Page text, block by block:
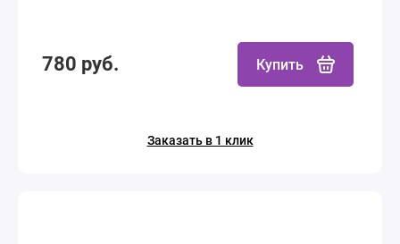
780 руб. Купить
Заказать в 1 клик